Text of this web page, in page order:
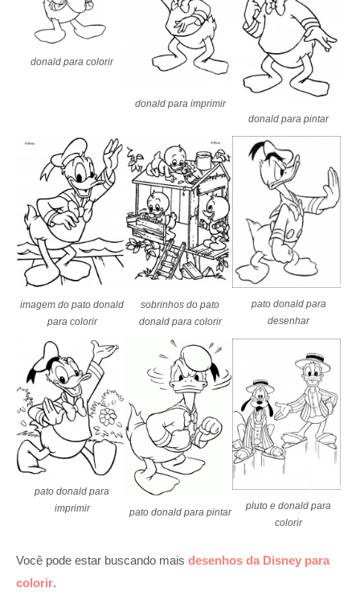
donald para colorir
donald para imprimir
donald para pintar
imagem do pato donald
para colorir
sobrinhos do pato
donald para colorir
pato donald para
desenhar
pato donald para
imprimir
pato donald para pintar
pluto e donald para
colorir
Você pode estar buscando mais desenhos da Disney para
colorir.